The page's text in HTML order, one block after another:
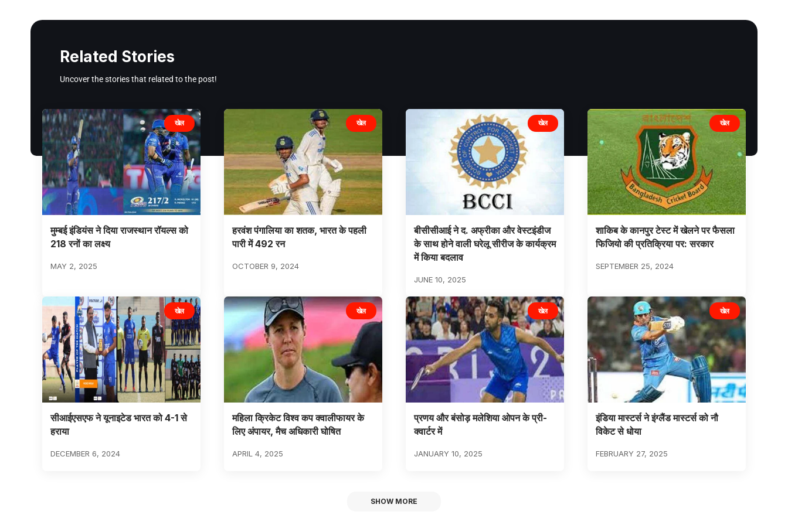
Related Stories
Uncover the stories that related to the post!
खेल
मुम्बई इंडियंस ने दिया राजस्थान रॉयल्स को
218 रनों का लक्ष्य
MAY 2, 2025
खेल
हरवंश पंगालिया का शतक, भारत के पहली
पारी में 492 रन
OCTOBER 9, 2024
खेल
बीसीसीआई ने द. अफ्रीका और वेस्टइंडीज
के साथ होने वाली घरेलू सीरीज के कार्यक्रम
में किया बदलाव
JUNE 10, 2025
खेल
शाकिब के कानपुर टेस्ट में खेलने पर फैसला
फिजियो की प्रतिक्रिया पर: सरकार
SEPTEMBER 25, 2024
खेल
सीआईएसएफ ने यूनाइटेड भारत को 4-1 से
हराया
DECEMBER 6, 2024
खेल
महिला क्रिकेट विश्व कप क्वालीफायर के
लिए अंपायर, मैच अधिकारी घोषित
APRIL 4, 2025
खेल
प्रणय और बंसोड़ मलेशिया ओपन के प्री-
क्वार्टर में
JANUARY 10, 2025
खेल
इंडिया मास्टर्स ने इंग्लैंड मास्टर्स को नौ
विकेट से धोया
FEBRUARY 27, 2025
SHOW MORE